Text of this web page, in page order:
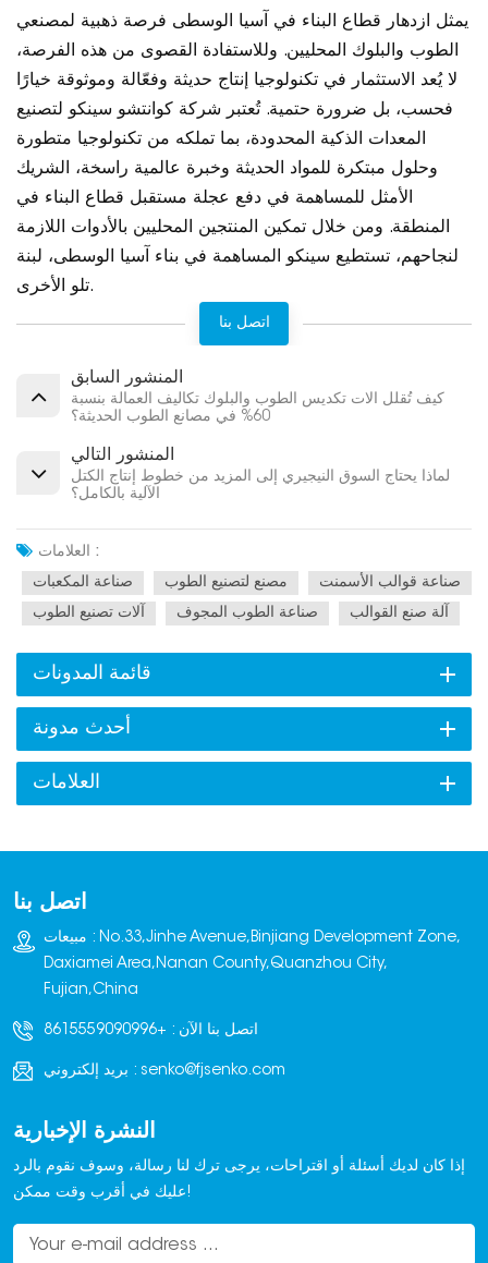
يمثل ازدهار قطاع البناء في آسيا الوسطى فرصة ذهبية لمصنعي
الطوب والبلوك المحليين. وللاستفادة القصوى من هذه الفرصة،
لا يُعد الاستثمار في تكنولوجيا إنتاج حديثة وفعّالة وموثوقة خيارًا
فحسب، بل ضرورة حتمية. تُعتبر شركة كوانتشو سينكو لتصنيع
المعدات الذكية المحدودة، بما تملكه من تكنولوجيا متطورة
وحلول مبتكرة للمواد الحديثة وخبرة عالمية راسخة، الشريك
الأمثل للمساهمة في دفع عجلة مستقبل قطاع البناء في
المنطقة. ومن خلال تمكين المنتجين المحليين بالأدوات اللازمة
لنجاحهم، تستطيع سينكو المساهمة في بناء آسيا الوسطى، لبنة
تلو الأخرى.
اتصل بنا
المنشور السابق
كيف تُقلل آلات تكديس الطوب والبلوك تكاليف العمالة بنسبة
60% في مصانع الطوب الحديثة؟
المنشور التالي
لماذا يحتاج السوق النيجيري إلى المزيد من خطوط إنتاج الكتل
الآلية بالكامل؟
العلامات :
صناعة المكعبات
مصنع لتصنيع الطوب
صناعة قوالب الأسمنت
آلات تصنيع الطوب
صناعة الطوب المجوف آلة صنع القوالب
قائمة المدونات
أحدث مدونة
العلامات
اتصل بنا
مبيعات : No.33,Jinhe Avenue,Binjiang Development Zone,
Daxiamei Area,Nanan County,Quanzhou City,
Fujian,China
اتصل بنا الآن : +8615559090996
بريد إلكتروني : senko@fjsenko.com
النشرة الإخبارية
إذا كان لديك أسئلة أو اقتراحات، يرجى ترك لنا رسالة، وسوف نقوم بالرد
عليك في أقرب وقت ممكن!